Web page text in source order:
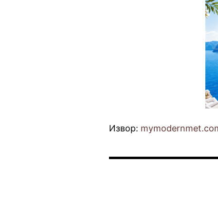
Извор: